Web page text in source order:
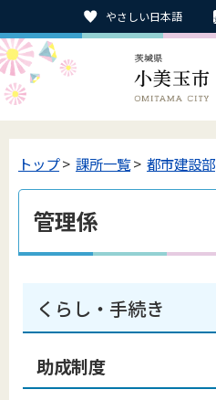
やさしい日本語
トップ> 課所一覧> 都市建設部
管理係
くらし・手続き
助成制度